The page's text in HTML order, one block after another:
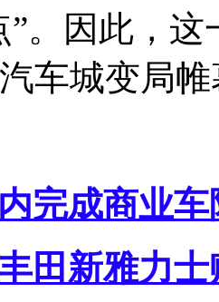
”。因此，
车城变局
完成商业
田新雅力